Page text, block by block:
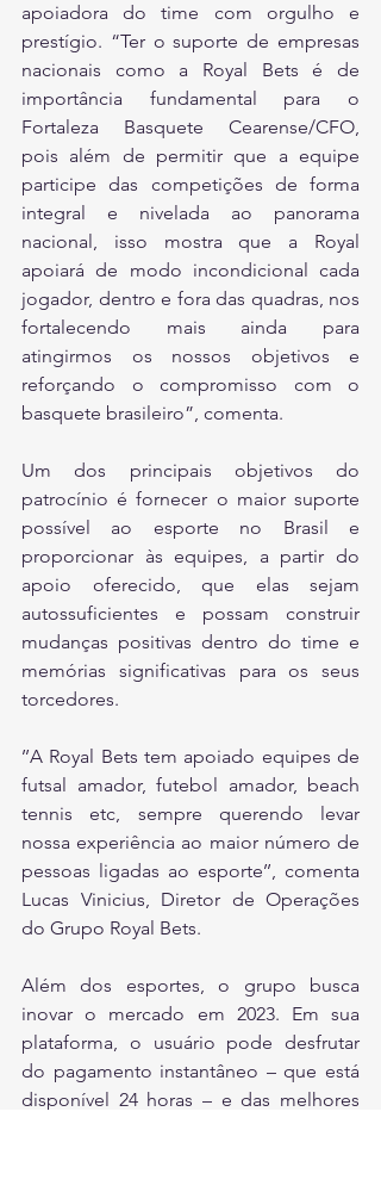
apoiadora do time com orgulho e
prestígio. “Ter o suporte de empresas
nacionais como a Royal Bets é de
importância fundamental para o
Fortaleza Basquete Cearense/CFO,
pois além de permitir que a equipe
participe das competições de forma
integral e nivelada ao panorama
nacional, isso mostra que a Royal
apoiará de modo incondicional cada
jogador, dentro e fora das quadras, nos
fortalecendo mais ainda para
atingirmos os nossos objetivos e
reforçando o compromisso com o
basquete brasileiro”, comenta.
Um dos principais objetivos do
patrocínio é fornecer o maior suporte
possível ao esporte no Brasil e
proporcionar às equipes, a partir do
apoio oferecido, que elas sejam
autossuficientes e possam construir
mudanças positivas dentro do time e
memórias significativas para os seus
torcedores.
’’A Royal Bets tem apoiado equipes de
futsal amador, futebol amador, beach
tennis etc, sempre querendo levar
nossa experiência ao maior número de
pessoas ligadas ao esporte’’, comenta
Lucas Vinicius, Diretor de Operações
do Grupo Royal Bets.
Além dos esportes, o grupo busca
inovar o mercado em 2023. Em sua
plataforma, o usuário pode desfrutar
do pagamento instantâneo – que está
disponível 24 horas – e das melhores